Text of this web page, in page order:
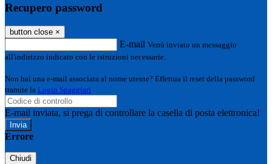
Recupero password
button close ×
E-mail Verrà inviato un messaggio
all'indirizzo indicato con le istruzioni necessarie.
Non hai una e-mail associata al nome utente? Effettua il reset della password
tramite la Login Spaggiari
E-mail inviata, si prega di controllare la casella di posta elettronica!
Errore
Chiudi